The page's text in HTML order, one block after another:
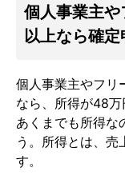
個人事業主
以上なら確
個人事業主やフリ
なら、所得が48万
あくまでも所得な
う。所得とは、
す。